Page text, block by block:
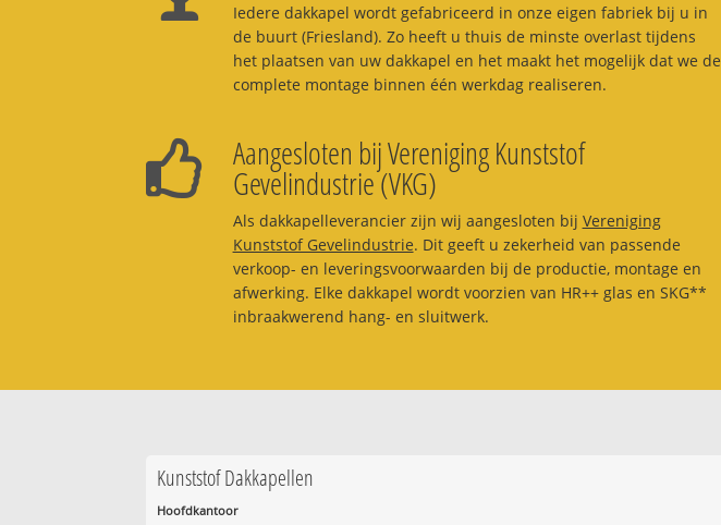
Iedere dakkapel wordt gefabriceerd in onze eigen fabriek bij u in
de buurt (Friesland). Zo heeft u thuis de minste overlast tijdens
het plaatsen van uw dakkapel en het maakt het mogelijk dat we de
complete montage binnen één werkdag realiseren.
Aangesloten bij Vereniging Kunststof
Gevelindustrie (VKG)
Als dakkapelleverancier zijn wij aangesloten bij Vereniging
Kunststof Gevelindustrie. Dit geeft u zekerheid van passende
verkoop- en leveringsvoorwaarden bij de productie, montage en
afwerking. Elke dakkapel wordt voorzien van HR++ glas en SKG**
inbraakwerend hang- en sluitwerk.
Kunststof Dakkapellen
Hoofdkantoor